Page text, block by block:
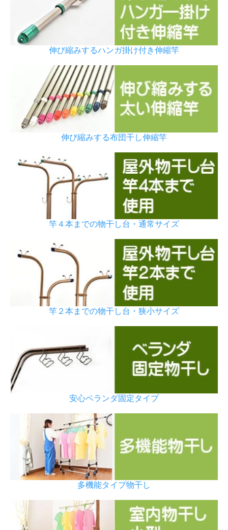
伸び縮みするハンガ掛け付き伸縮竿
伸び縮みする布団干し伸縮竿
竿４本までの物干し台・通常サイズ
竿２本までの物干し台・狭小サイズ
安心ベランダ固定タイプ
多機能タイプ物干し